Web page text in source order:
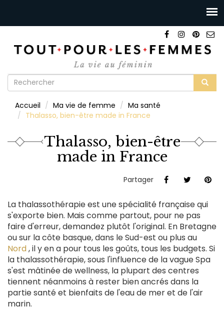
Formulaire
recherche
Accueil Ma vie de femme
Ma santé
Thalasso, bien-être made in France
Thalasso, bien-être
made in France
Partager
La thalassothérapie est une spécialité française qui
s'exporte bien. Mais comme partout, pour ne pas
faire d'erreur, demandez plutôt l'original. En Bretagne
ou sur la côte basque, dans le Sud-est ou plus au
Nord, il y en a pour tous les goûts, tous les budgets. Si
la thalassothérapie, sous l'influence de la vague Spa
s'est mâtinée de wellness, la plupart des centres
tiennent néanmoins à rester bien ancrés dans la
partie santé et bienfaits de l'eau de mer et de l'air
marin.